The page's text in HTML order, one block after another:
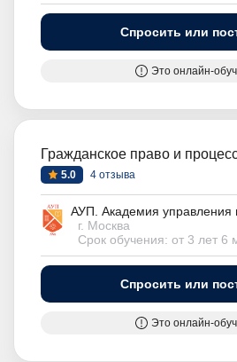
Спросить или
Это онлайн-
Гражданское право и
5.0 4 отзыва
АУП. Академия управления
г. Москва
Срок обучения: от 3 лет 6
Спросить или
Это онлайн-